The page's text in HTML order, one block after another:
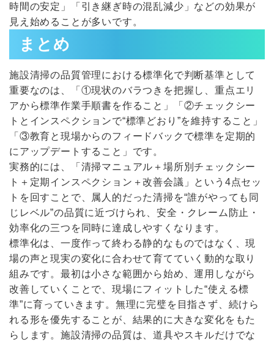
時間の安定」「引き継ぎ時の混乱減少」などの効果が
見え始めることが多いです。
まとめ
施設清掃の品質管理における標準化で判断基準として
重要なのは、「①現状のバラつきを把握し、重点エリ
アから標準作業手順書を作ること」「②チェックシー
トとインスペクションで“標準どおり”を維持すること」
「③教育と現場からのフィードバックで標準を定期的
にアップデートすること」です。
実務的には、「清掃マニュアル＋場所別チェックシー
ト＋定期インスペクション＋改善会議」という4点セッ
トを回すことで、属人的だった清掃を“誰がやっても同
じレベル”の品質に近づけられ、安全・クレーム防止・
効率化の三つを同時に達成しやすくなります。
標準化は、一度作って終わる静的なものではなく、現
場の声と現実の変化に合わせて育てていく動的な取り
組みです。最初は小さな範囲から始め、運用しながら
改善していくことで、現場にフィットした“使える標
準”に育っていきます。無理に完璧を目指さず、続けら
れる形を優先することが、結果的に大きな変化をもた
らします。施設清掃の品質は、道具やスキルだけでな